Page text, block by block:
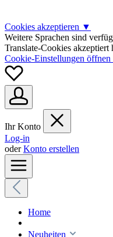
Cookies akzeptieren ▼
Weitere Sprachen sind
Translate-Cookies akzeptiert
Cookie-Einstellungen
Ihr Konto
Log-in
oderKonto erstellen
Home
Neuheiten